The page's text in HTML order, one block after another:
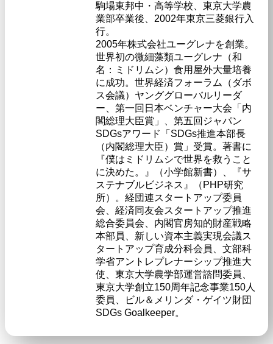
駒場東邦中・高等学校、東京大学農
業部卒業後、2002年東京三菱銀行入
行。
2005年株式会社ユーグレナを創業。
世界初の微細藻類ユーグレナ（和
名：ミドリムシ）食用屋外大量培養
に成功。世界経済フォーラム（ダボ
ス会議）ヤンググローバルリーダ
ー、第一回日本ベンチャー大会「内
閣総理大臣賞」、第五回ジャパン
SDGsアワード「SDGs推進本部長
（内閣総理大臣）賞」受賞。著書に
『僕はミドリムシで世界を救うこと
に決めた。』（小学館新書）、『サ
ステナブルビジネス』（PHP研究
所）。経団連スタートアップ委員
会、経済同友会スタートアップ推進
総合委員会、内閣官房知的財産戦略
本部員、新しい資本主義実現会議ス
タートアップ育成分科会員、文部科
学省アントレプレナーシップ推進大
使、東京大学農学部運営諮問委員、
東京大学創立150周年記念事業150人
委員、ビル＆メリンダ・ゲイツ財団
SDGs Goalkeeper。